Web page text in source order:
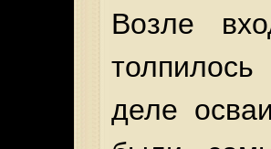
Возле
деле